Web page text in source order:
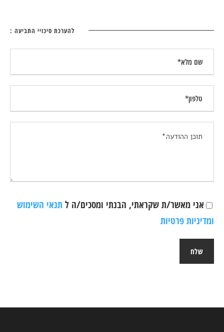
להערכת סיכויי התביעה :
אני מאשר/ת שקראתי, הבנתי ומסכים/ה ל תנאי השימוש
ומדיניות פרטיות